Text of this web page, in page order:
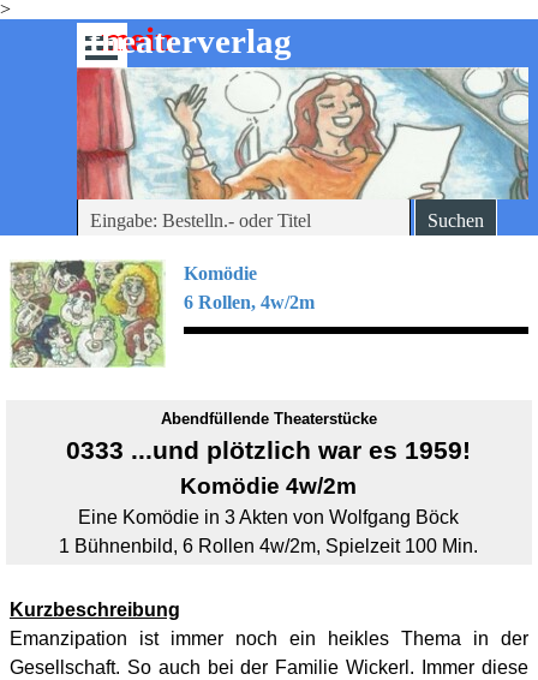
>
Direkt zum Seiteninhalt
-theaterverlag
mein
Menü überspringen
Suchen
Komödie
6 Rollen, 4w/2m
Abendfüllende Theaterstücke
0333 ...und plötzlich war es 1959!
Komödie 4w/2m
Eine Komödie in 3 Akten von Wolfgang Böck
1 Bühnenbild, 6 Rollen 4w/2m, Spielzeit 100 Min.
Kurzbeschreibung
Emanzipation ist immer noch ein heikles Thema in der
Gesellschaft. So auch bei der Familie Wickerl. Immer diese